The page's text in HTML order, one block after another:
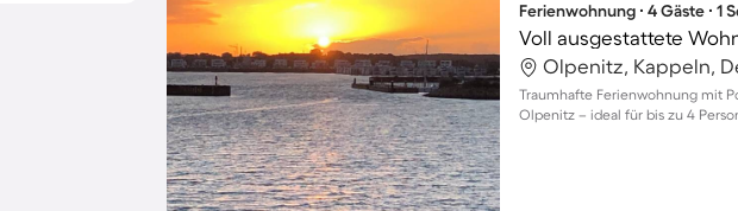
Ferienwohnung ∙ 4 Gäste ∙ 1
Olpenitz, Kappeln,
Traumhafte Ferienwohnung mit
Olpenitz – ideal für bis zu 4